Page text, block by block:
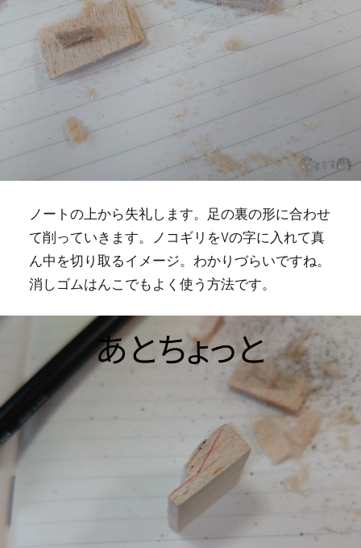
ノートの上から失礼します。足の裏の形に合わせ
て削っていきます。ノコギリをVの字に入れて真
ん中を切り取るイメージ。わかりづらいですね。
消しゴムはんこでもよく使う方法です。